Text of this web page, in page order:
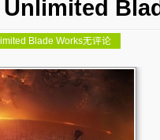
Blade Works无评论